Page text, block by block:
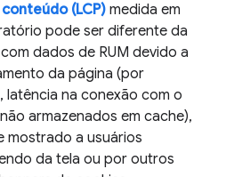
(LCP)medida em
pode ser diferente da
dados de RUM devido a
da página (por
latência na conexão com o
armazenados em cache),
a usuários
da tela ou por outros